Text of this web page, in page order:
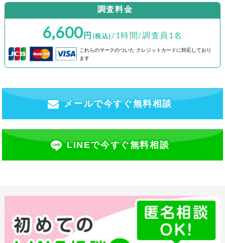
調査料金
これらのマークのついた クレジットカードに対応しており
ます
6,600円 (税込) /1時間/調査員1名
メールで今すぐ無料相談
LINEで今すぐ無料相談